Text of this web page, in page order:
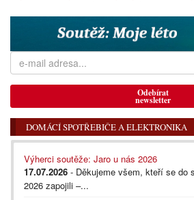
Odebírat
newsletter
DOMÁCÍ SPOTŘEBIČE A ELEKTRONIKA
Výherci soutěže: Jaro u nás 2026
17.07.2026 - Děkujeme všem, kteří se do
2026 zapojili –...